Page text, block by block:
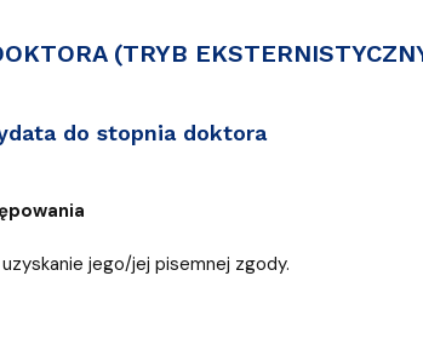
(TRYB
do stopnia doktora
jego/jej pisemnej zgody.